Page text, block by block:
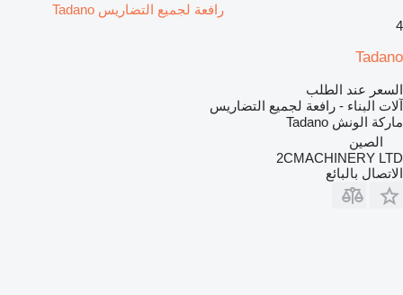
رافعة لجميع التضاريس Tadano
4
Tadano
السعر عند الطلب
آلات البناء - رافعة لجميع التضاريس
ماركة الونش Tadano
الصين
2CMACHINERY LTD
الاتصال بالبائع